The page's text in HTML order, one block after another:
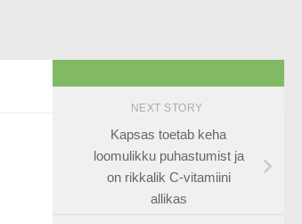
NEXT STORY
Kapsas toetab keha
loomulikku puhastumist ja
on rikkalik C-vitamiini
allikas